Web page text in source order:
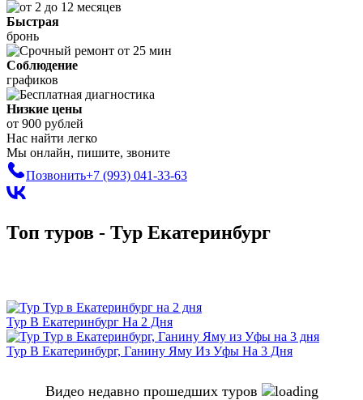
Быстрая
бронь
Соблюдение
графиков
Низкие цены
от 900 рублей
Нас найти легко
Мы онлайн, пишите, звоните
Позвонить+7 (993) 041-33-63
Топ туров - Тур Екатеринбург
Тур В Екатеринбург На 2 Дня
Тур В Екатеринбург, Ганину Яму Из Уфы На 3 Дня
Видео недавно прошедших туров